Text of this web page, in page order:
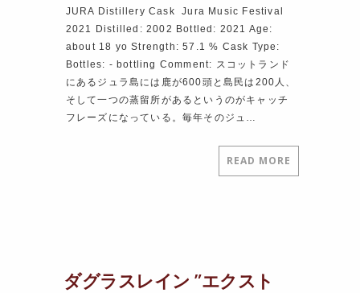
JURA Distillery Cask Jura Music Festival
2021 Distilled: 2002 Bottled: 2021 Age:
about 18 yo Strength: 57.1 % Cask Type:
Bottles: ‐ bottling Comment: スコットランド
にあるジュラ島には鹿が600頭と島民は200人、
そして一つの蒸留所があるというのがキャッチ
フレーズになっている。毎年そのジュ…
READ MORE
ダグラスレイン ”エクスト